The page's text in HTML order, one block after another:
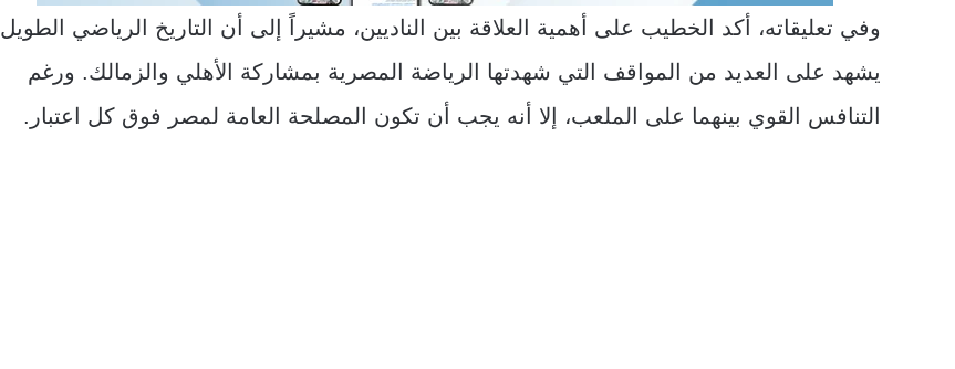
وفي تعليقاته، أكد الخطيب على أهمية العلاقة بين الناديين، مشيراً إلى أن التاريخ الرياضي الطويل
يشهد على العديد من المواقف التي شهدتها الرياضة المصرية بمشاركة الأهلي والزمالك. ورغم
التنافس القوي بينهما على الملعب، إلا أنه يجب أن تكون المصلحة العامة لمصر فوق كل اعتبار.